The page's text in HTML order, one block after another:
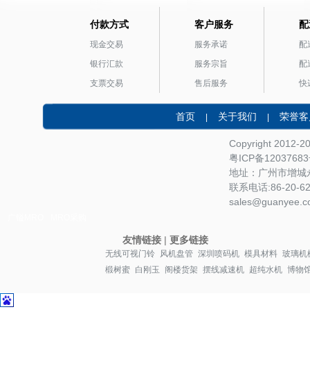
付款方式
现金交易
银行汇款
支票交易
客户服务
服务承诺
服务宗旨
售后服务
配
配
快
首页 | 关于我们 | 荣誉
Copyright 2012-
粤ICP备12037683
地址：广州市增
联系电话:86-20-
友情链接| 更多链接
无线可视门铃 风机盘管 深圳喷码机 模具材料 玻璃机
椴树蜜 白刚玉 阁楼货架 摆线减速机 超纯水机 博物